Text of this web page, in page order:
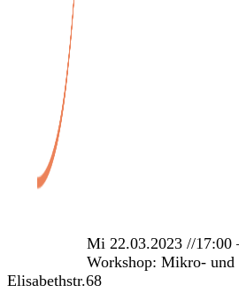
Mi 22.03.2023 //
Workshop: Mikro- und
Elisabethstr.68